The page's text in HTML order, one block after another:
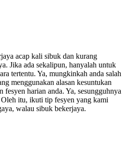
acap kali sibuk dan kurang
Jika ada sekalipun, hanyalah untuk
tertentu. Ya, mungkinkah anda salah
menggunakan alasan kesuntukan
fesyen harian anda. Ya, sesungguhnya
itu, ikuti tip fesyen yang kami
walau sibuk bekerjaya.